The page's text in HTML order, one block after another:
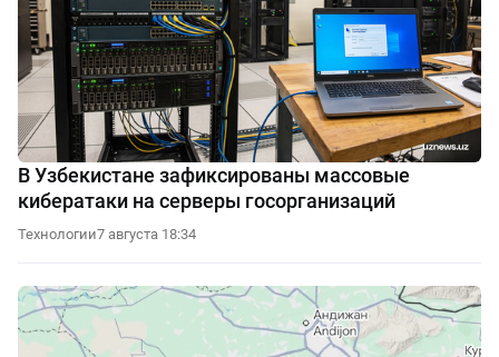
В Узбекистане зафиксированы массовые
кибератаки на серверы госорганизаций
Технологии7 августа 18:34